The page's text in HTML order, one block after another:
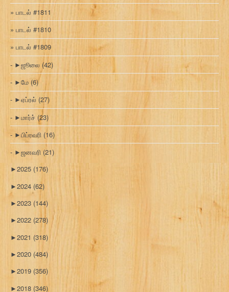
பாடல் #1811
பாடல் #1810
பாடல் #1809
►ஜூலை (42)
►மே (6)
►ஏப்ரல் (27)
►மார்ச் (23)
►பிப்ரவரி (16)
►ஜனவரி (21)
►2025 (176)
►2024 (62)
►2023 (144)
►2022 (278)
►2021 (318)
►2020 (484)
►2019 (356)
►2018 (346)